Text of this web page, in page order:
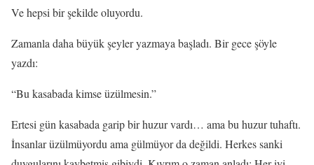
Ve hepsi bir şekilde oluyordu.
Zamanla daha büyük şeyler yazmaya başladı. Bir gece şöyle
yazdı:
“Bu kasabada kimse üzülmesin.”
Ertesi gün kasabada garip bir huzur vardı… ama bu huzur tuhaftı.
İnsanlar üzülmüyordu ama gülmüyor da değildi. Herkes sanki